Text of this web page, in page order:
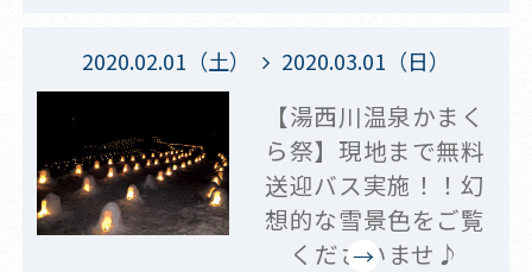
2020.02.01（土） 2020.03.01（日）
【湯西川温泉かまく
ら祭】現地まで無料
送迎バス実施！！幻
想的な雪景色をご覧
くださいませ♪